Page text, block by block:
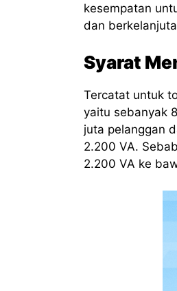
kesempatan
dan
Syarat
Tercatat untuk
yaitu sebanyak
juta pelanggan
2.200 VA.
2.200 VA ke